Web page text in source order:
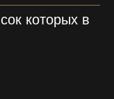
которых в